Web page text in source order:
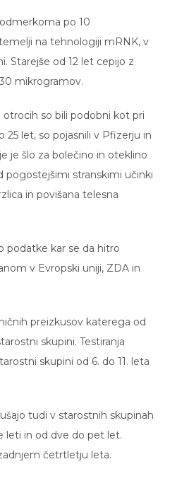
po 10
na tehnologiji mRNK, v
Starejše od 12 let cepijo z
mikrogramov.
otrocih so bili podobni kot pri
25 let, so pojasnili v Pfizerju in
je šlo za bolečino in oteklino
pogostejšimi stranskimi učinki
in povišana telesna
podatke kar se da hitro
v Evropski uniji, ZDA in
preizkusov katerega od
skupini. Testiranja
skupini od 6. do 11. leta
tudi v starostnih skupinah
leti in od dve do pet let.
četrtletju leta.